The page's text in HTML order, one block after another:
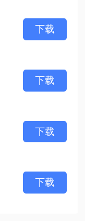
下载
下载
下载
下载